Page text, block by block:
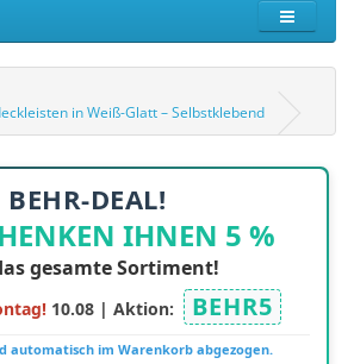
in Weiß-Glatt – Selbstklebend
BEHR-DEAL!
IHNEN 5 %
gesamte Sortiment!
10.08 | Aktion: BEHR5
automatisch im Warenkorb abgezogen.